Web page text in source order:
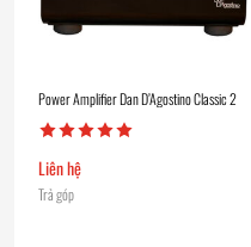
Power Amplifier Dan D’Agostino Classic 2
Liên hệ
Trả góp